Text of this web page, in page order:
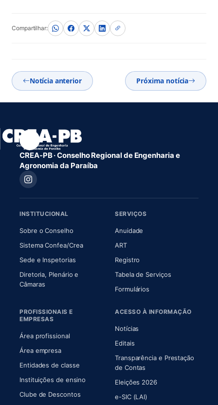
Compartilhar:
Notícia anterior Próxima notícia
CREA-PB · Conselho Regional de Engenharia e
Agronomia da Paraíba
INSTITUCIONAL
Sobre o Conselho(abre em nova aba)
Sistema Confea/Crea(abre em nova aba)
Sede e Inspetorias
Diretoria, Plenário e
Câmaras(abre em nova aba)
SERVIÇOS
Anuidade
ART(abre em nova aba)
Registro
Tabela de Serviços
Formulários
PROFISSIONAIS E
EMPRESAS
Área profissional
Área empresa
Entidades de classe
Instituições de ensino
Clube de Descontos
ACESSO À INFORMAÇÃO
Notícias
Editais
Transparência e Prestação
de Contas
Eleições 2026
e-SIC (LAI)